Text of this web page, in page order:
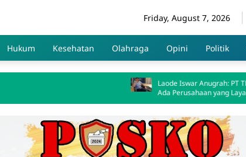
Friday, August 7, 2026
Hukum Kesehatan Olahraga Opini Politik
Laode Iswar Anugrah: PT TMS Bukti Masih
Ada Perusahaan yang Layak Diteladani